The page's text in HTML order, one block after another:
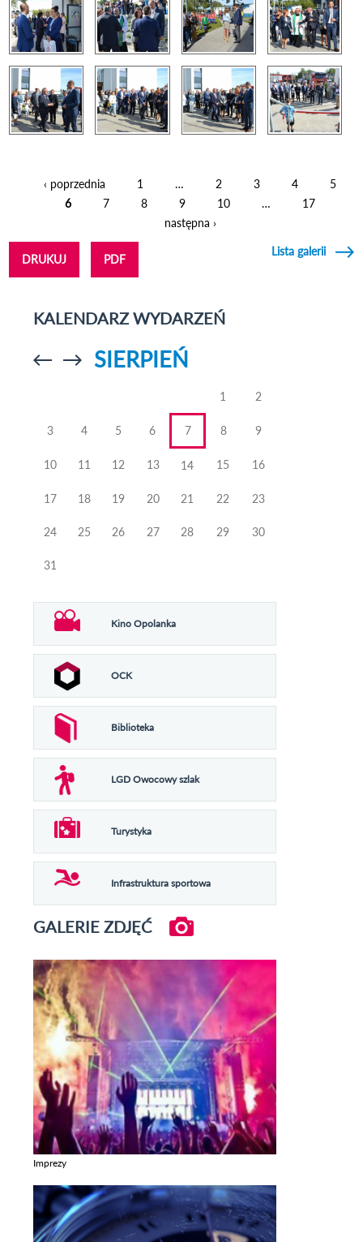
‹ poprzednia 1 … 2 3 4
5
6
7 8 9 10 …
17
następna ›
DRUKUJ PDF
Lista galerii
KALENDARZ WYDARZEŃ
Przejdź doPrzejdź do
SIERPIEŃ
1 2
3 4 5 6 7 8 9
10 11 12 13 14 15 16
17 18 19 20 21 22 23
24 25 26 27 28 29 30
31
Kino Opolanka
OCK
Biblioteka
LGD Owocowy szlak
Turystyka
Infrastruktura sportowa
GALERIE ZDJĘĆ
Imprezy